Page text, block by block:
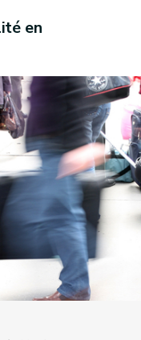
en